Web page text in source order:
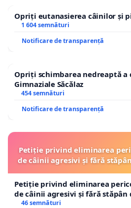
Opriți eutanasierea câinilor și
1 604 semnături
Notificare de transparență
Opriți schimbarea nedreaptă a
Gimnaziale Săcălaz
454 semnături
Notificare de transparență
Petiție privind eliminarea
de câinii agresivi și fără
Petiție privind eliminarea
de câinii agresivi și fără stăpân
46 semnături